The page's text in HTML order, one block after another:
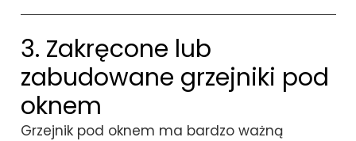
3. Zakręcone lub
zabudowane grzejniki pod
oknem
Grzejnik pod oknem ma bardzo ważną